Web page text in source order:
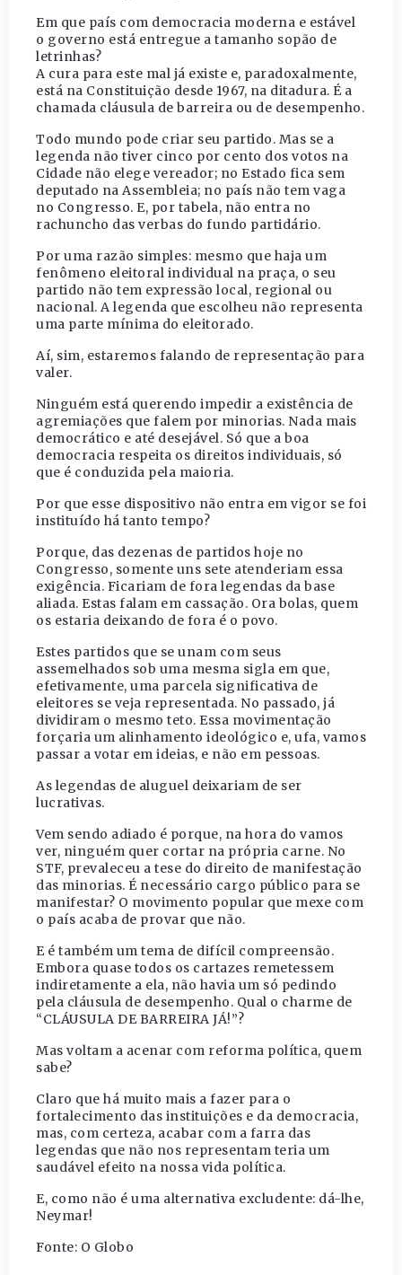
Em que país com democracia moderna e estável
o governo está entregue a tamanho sopão de
letrinhas?
A cura para este mal já existe e, paradoxalmente,
está na Constituição desde 1967, na ditadura. É a
chamada cláusula de barreira ou de desempenho.
Todo mundo pode criar seu partido. Mas se a
legenda não tiver cinco por cento dos votos na
Cidade não elege vereador; no Estado fica sem
deputado na Assembleia; no país não tem vaga
no Congresso. E, por tabela, não entra no
rachuncho das verbas do fundo partidário.
Por uma razão simples: mesmo que haja um
fenômeno eleitoral individual na praça, o seu
partido não tem expressão local, regional ou
nacional. A legenda que escolheu não representa
uma parte mínima do eleitorado.
Aí, sim, estaremos falando de representação para
valer.
Ninguém está querendo impedir a existência de
agremiações que falem por minorias. Nada mais
democrático e até desejável. Só que a boa
democracia respeita os direitos individuais, só
que é conduzida pela maioria.
Por que esse dispositivo não entra em vigor se foi
instituído há tanto tempo?
Porque, das dezenas de partidos hoje no
Congresso, somente uns sete atenderiam essa
exigência. Ficariam de fora legendas da base
aliada. Estas falam em cassação. Ora bolas, quem
os estaria deixando de fora é o povo.
Estes partidos que se unam com seus
assemelhados sob uma mesma sigla em que,
efetivamente, uma parcela significativa de
eleitores se veja representada. No passado, já
dividiram o mesmo teto. Essa movimentação
forçaria um alinhamento ideológico e, ufa, vamos
passar a votar em ideias, e não em pessoas.
As legendas de aluguel deixariam de ser
lucrativas.
Vem sendo adiado é porque, na hora do vamos
ver, ninguém quer cortar na própria carne. No
STF, prevaleceu a tese do direito de manifestação
das minorias. É necessário cargo público para se
manifestar? O movimento popular que mexe com
o país acaba de provar que não.
E é também um tema de difícil compreensão.
Embora quase todos os cartazes remetessem
indiretamente a ela, não havia um só pedindo
pela cláusula de desempenho. Qual o charme de
“CLÁUSULA DE BARREIRA JÁ!”?
Mas voltam a acenar com reforma política, quem
sabe?
Claro que há muito mais a fazer para o
fortalecimento das instituições e da democracia,
mas, com certeza, acabar com a farra das
legendas que não nos representam teria um
saudável efeito na nossa vida política.
E, como não é uma alternativa excludente: dá-lhe,
Neymar!
Fonte: O Globo